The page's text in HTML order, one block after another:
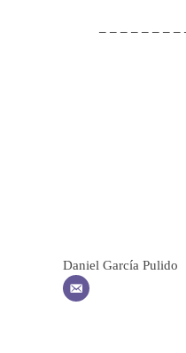
– – – – – – – –
Daniel García Pulido